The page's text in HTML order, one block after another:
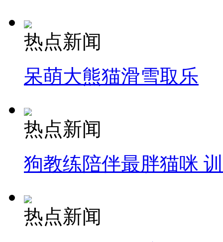
热点新闻
呆萌大熊猫滑雪取乐
热点新闻
狗教练陪伴最胖猫咪
热点新闻